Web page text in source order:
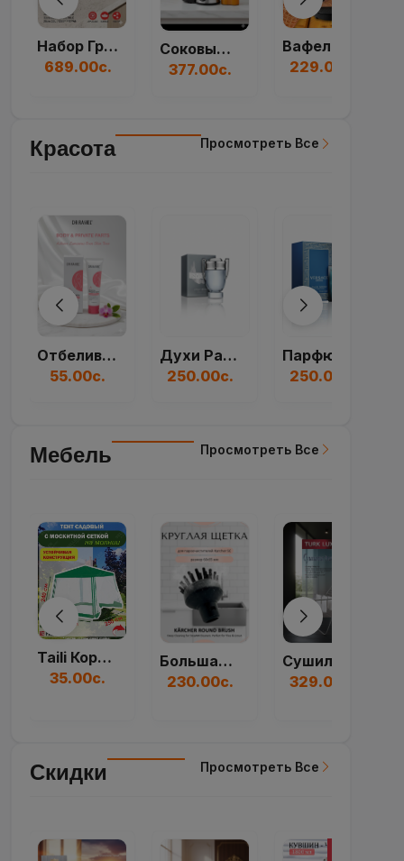
Набор Гранитной По...
689.00с.
Соковыжималка RAF...
377.00с.
229.00с.
Красота Просмотреть Все
Отбеливающий Крем...
55.00с.
Духи Paco Rabanne...
250.00с.
250.00с.
Мебель Просмотреть Все
Taili Коробка Для...
35.00с.
Большая Круглая Ще...
230.00с.
329.00с.
Скидки Просмотреть Все